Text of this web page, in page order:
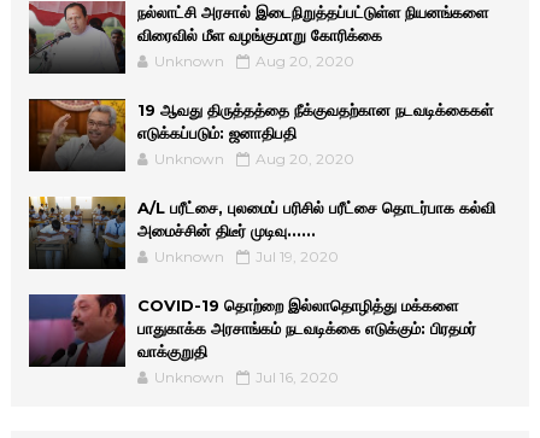
நல்லாட்சி அரசால் இடைநிறுத்தப்பட்டுள்ள நியனங்களை
விரைவில் மீள வழங்குமாறு கோரிக்கை
Unknown Aug 20, 2020
19 ஆவது திருத்தத்தை நீக்குவதற்கான நடவடிக்கைகள்
எடுக்கப்படும்: ஜனாதிபதி
Unknown Aug 20, 2020
A/L பரீட்சை, புலமைப் பரிசில் பரீட்சை தொடர்பாக கல்வி
அமைச்சின் திடீர் முடிவு......
Unknown Jul 19, 2020
COVID-19 தொற்றை இல்லாதொழித்து மக்களை
பாதுகாக்க அரசாங்கம் நடவடிக்கை எடுக்கும்: பிரதமர்
வாக்குறுதி
Unknown Jul 16, 2020